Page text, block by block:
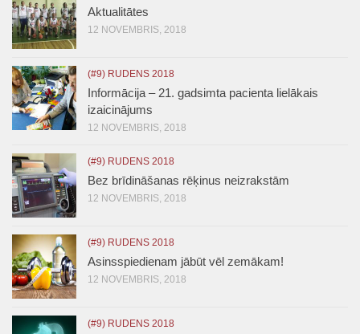
Aktualitātes
12 NOVEMBRIS, 2018
(#9) RUDENS 2018
Informācija – 21. gadsimta pacienta lielākais
izaicinājums
12 NOVEMBRIS, 2018
(#9) RUDENS 2018
Bez brīdināšanas rēķinus neizrakstām
12 NOVEMBRIS, 2018
(#9) RUDENS 2018
Asinsspiedienam jābūt vēl zemākam!
12 NOVEMBRIS, 2018
(#9) RUDENS 2018